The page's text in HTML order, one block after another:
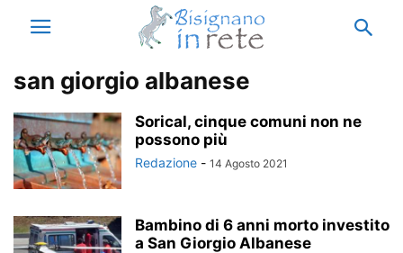
san giorgio albanese
Sorical, cinque comuni non ne
possono più
Redazione - 14 Agosto 2021
Bambino di 6 anni morto investito
a San Giorgio Albanese